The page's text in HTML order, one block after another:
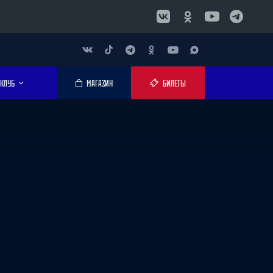
КЛУБ МАГАЗИН БИЛЕТЫ